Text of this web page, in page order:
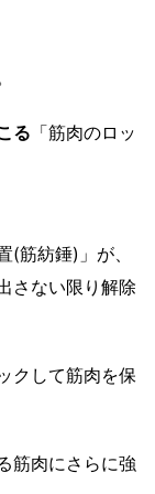
る 「筋肉のロッ
(筋紡錘)」が、
さない限り解除
クして筋肉を保
筋肉にさらに強